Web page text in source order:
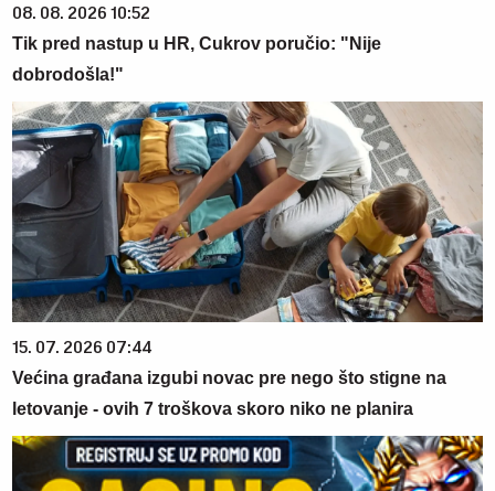
08. 08. 2026 10:52
Tik pred nastup u HR, Cukrov poručio: "Nije
dobrodošla!"
15. 07. 2026 07:44
Većina građana izgubi novac pre nego što stigne na
letovanje - ovih 7 troškova skoro niko ne planira